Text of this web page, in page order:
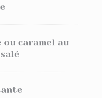
caramel au